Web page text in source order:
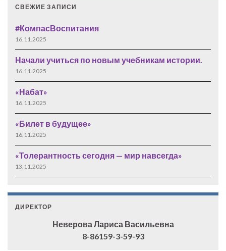
СВЕЖИЕ ЗАПИСИ
#КомпасВоспитания
16.11.2025
Начали учиться по новым учебникам истории.
16.11.2025
«Набат»
16.11.2025
«Билет в будущее»
16.11.2025
«Толерантность сегодня — мир навсегда»
13.11.2025
ДИРЕКТОР
Неверова Лариса Васильевна
8-86159-3-59-93